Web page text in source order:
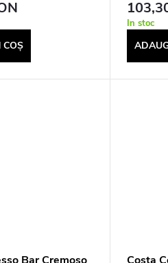
In stoc
Bar Cremoso
Costa